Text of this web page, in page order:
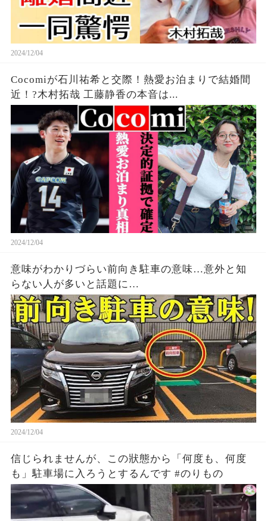
2024/12/04
Cocomiが石川祐希と交際！熱愛お泊まりで結婚間
近！?木村拓哉 工藤静香の本音は...
2024/12/04
意味がわかりづらい前向き駐車の意味…意外と知
らない人が多いと話題に…
2024/12/04
信じられませんが、この狀態から「何度も、何度
も」駐車場に入ろうとするんです #のりもの